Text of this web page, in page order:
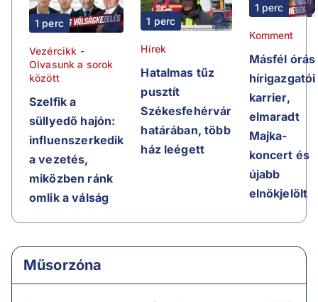
1 perc
Vezércikk -
Olvasunk a sorok
között
Szelfik a
süllyedő hajón:
influenszerkedik
a vezetés,
miközben ránk
omlik a válság
1 perc
Hírek
Hatalmas tűz
pusztít
Székesfehérvár
határában, több
ház leégett
1 perc
Komment
Másfél órás
hírigazgatói
karrier,
elmaradt
Majka-
koncert és
újabb
elnökjelölt
Műsorzóna